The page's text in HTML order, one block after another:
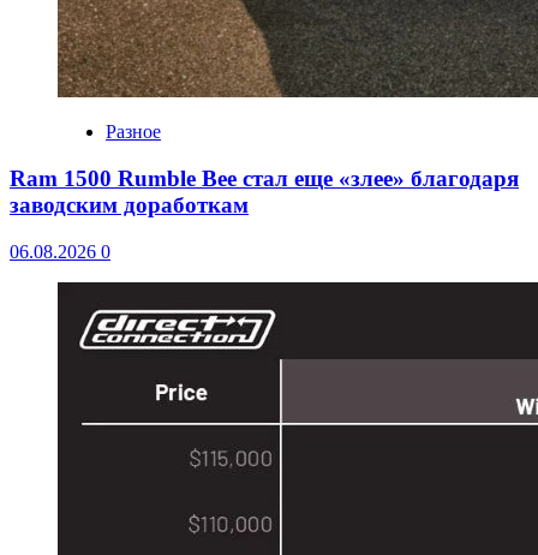
Разное
Ram 1500 Rumble Bee стал еще «злее» благодаря
заводским доработкам
06.08.2026 0